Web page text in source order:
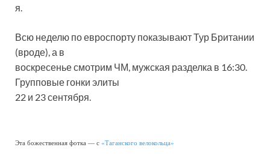
я.
Всю неделю по евроспорту показывают Тур Британии
(вроде), а в
воскресенье смотрим ЧМ, мужская разделка в 16:30.
Групповые гонки элиты
22 и 23 сентября.
Эта божественная фотка — с «Таганского велокольца»